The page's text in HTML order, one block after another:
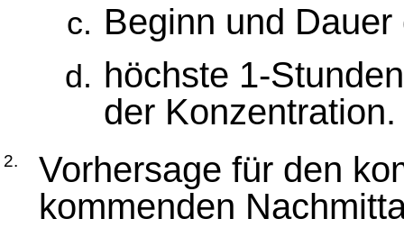
Beginn und
höchste 1-
der Konzentration.
2.
Vorhersage für den
kommenden